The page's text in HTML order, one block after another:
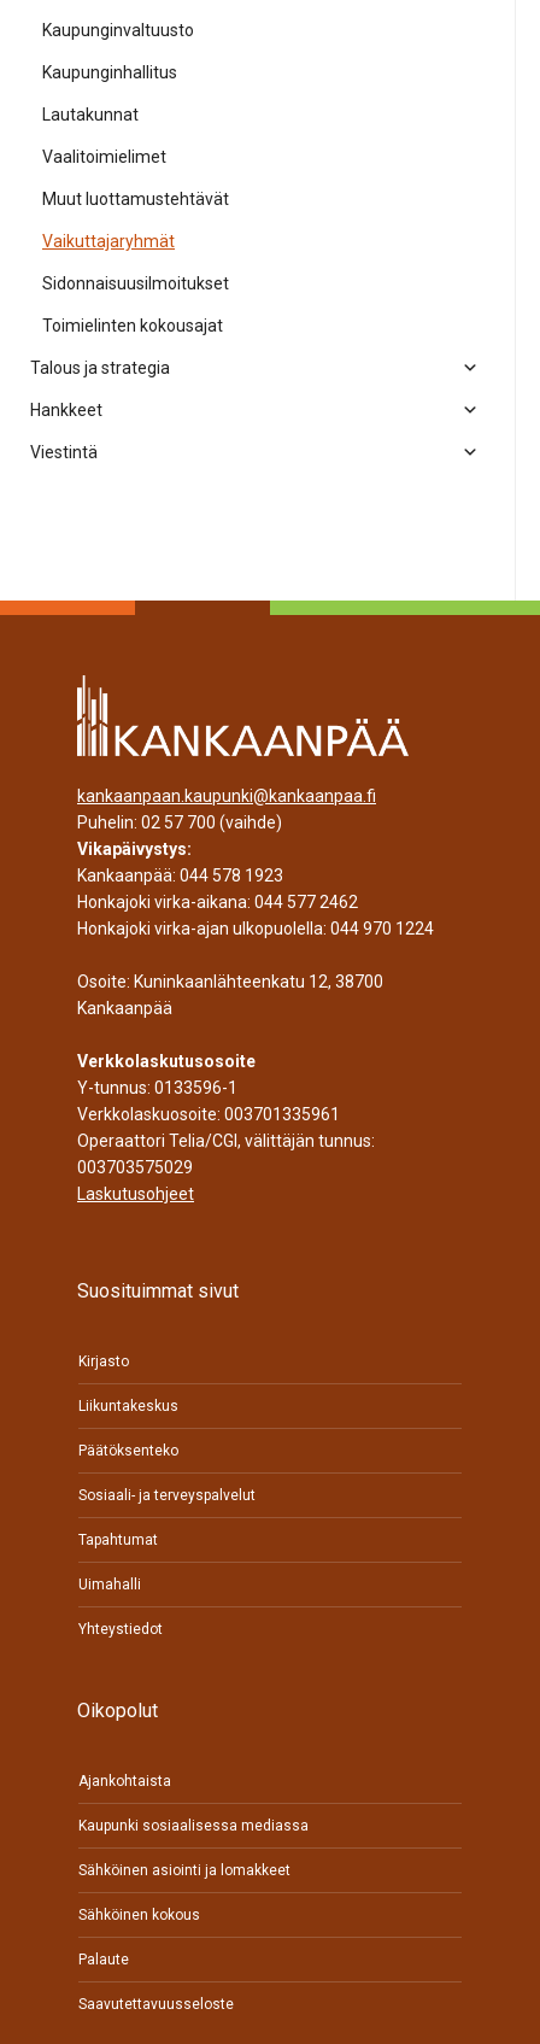
Kaupunginvaltuusto
Kaupunginhallitus
Lautakunnat
Vaalitoimielimet
Muut luottamustehtävät
Vaikuttajaryhmät
Sidonnaisuusilmoitukset
Toimielinten kokousajat
Talous ja strategia
Hankkeet
Viestintä
kankaanpaan.kaupunki@kankaanpaa.fi
Puhelin: 02 57 700 (vaihde)
Vikapäivystys:
Kankaanpää: 044 578 1923
Honkajoki virka-aikana: 044 577 2462
Honkajoki virka-ajan ulkopuolella: 044 970 1224
Osoite: Kuninkaanlähteenkatu 12, 38700
Kankaanpää
Verkkolaskutusosoite
Y-tunnus: 0133596-1
Verkkolaskuosoite: 003701335961
Operaattori Telia/CGI, välittäjän tunnus:
003703575029
Laskutusohjeet
Suosituimmat sivut
Kirjasto
Liikuntakeskus
Päätöksenteko
Sosiaali- ja terveyspalvelut
Tapahtumat
Uimahalli
Yhteystiedot
Oikopolut
Ajankohtaista
Kaupunki sosiaalisessa mediassa
Sähköinen asiointi ja lomakkeet
Sähköinen kokous
Palaute
Saavutettavuusseloste